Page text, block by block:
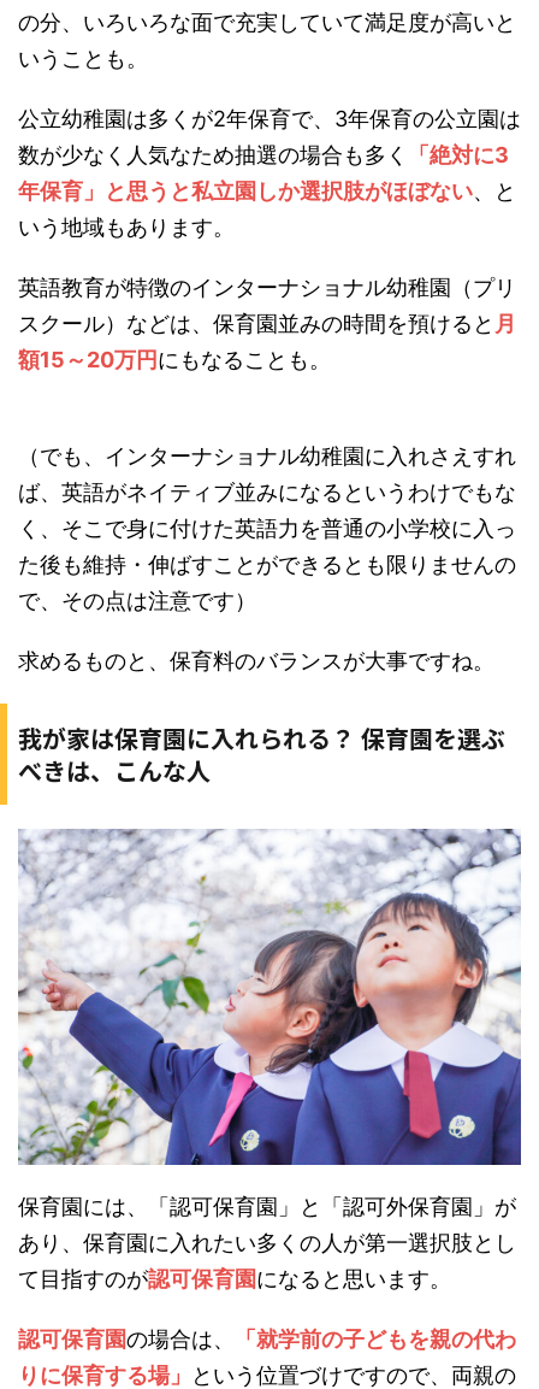
の分、いろいろな面で充実していて満足度が高いと
いうことも。
公立幼稚園は多くが2年保育で、3年保育の公立園は
数が少なく人気なため抽選の場合も多く
「絶対に3
年保育」と思うと私立園しか選択肢がほぼない、と
いう地域もあります。
英語教育が特徴のインターナショナル幼稚園（プリ
スクール）などは、保育園並みの時間を預けると 月
額15～20万円にもなることも。
（でも、インターナショナル幼稚園に入れさえすれ
ば、英語がネイティブ並みになるというわけでもな
く、そこで身に付けた英語力を普通の小学校に入っ
た後も維持・伸ばすことができるとも限りませんの
で、その点は注意です）
求めるものと、保育料のバランスが大事ですね。
我が家は保育園に入れられる？ 保育園を選ぶ
べきは、こんな人
保育園には、「認可保育園」と「認可外保育園」が
あり、保育園に入れたい多くの人が第一選択肢とし
て目指すのが認可保育園になると思います。
認可保育園の場合は、
「就学前の子どもを親の代わ
りに保育する場」
という位置づけですので、両親の